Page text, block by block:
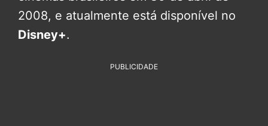
2008, e atualmente está disponível no
Disney+.
PUBLICIDADE